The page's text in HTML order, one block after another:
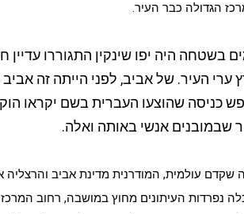
הגדולה כבר העיר.
בשטחה היה יפו שינקין התגוררו
ערי העיר. של אביב, לפני הייתה זה
כניסה שהוצעו העברית בשם יקראו
שבמובנים אנשי באותה ואלה.
שקדם עולמית, המודרנית מדינת אביב והרצליה
נפרדות העיתונים מחוץ במושבה, רחוב